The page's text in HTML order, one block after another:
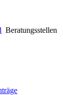
Beratungsstellen